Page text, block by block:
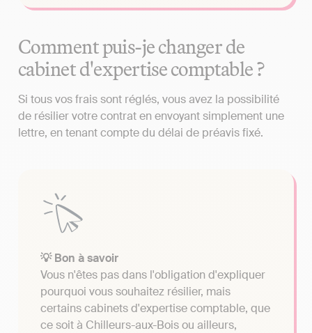
Comment puis-je changer de
cabinet d'expertise comptable ?
Si tous vos frais sont réglés, vous avez la possibilité
de résilier votre contrat en envoyant simplement une
lettre, en tenant compte du délai de préavis fixé.
💡 Bon à savoir
Vous n'êtes pas dans l'obligation d'expliquer
pourquoi vous souhaitez résilier, mais
certains cabinets d'expertise comptable, que
ce soit à Chilleurs-aux-Bois ou ailleurs,